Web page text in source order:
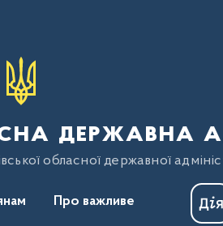
державна
обласної державної
Про важливе